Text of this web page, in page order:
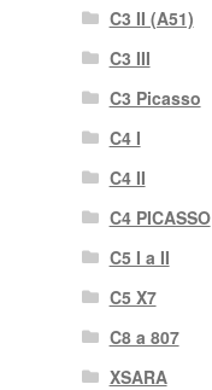
C3 II (A51)
C3 III
C3 Picasso
C4 I
C4 II
C4 PICASSO
C5 I a II
C5 X7
C8 a 807
XSARA